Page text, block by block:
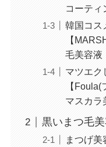
コーティ
韓国コス
【
毛美容液
マツエク
【
マスカラ
黒いまつ毛
まつげ美